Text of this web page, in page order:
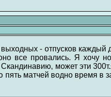
- отпусков
все провались. Я хочу
может эти
пять матчей водно время